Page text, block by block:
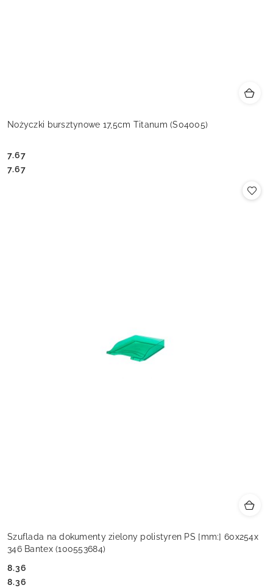
Nożyczki bursztynowe 17,5cm Titanum (S04005)
Cena:
7.67
Cena:
7.67
Szuflada na dokumenty zielony polistyren PS [mm:] 60x254x
346 Bantex (100553684)
Cena:
8.36
Cena:
8.36